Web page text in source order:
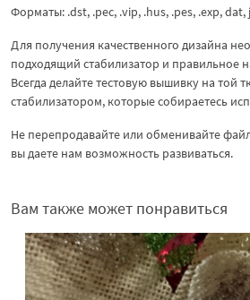
Форматы: .dst, .pec, .vip, .hus, .pes, .exp, dat,
Для получения качественного дизайна
подходящий стабилизатор и правильное
Всегда делайте тестовую вышивку на той
стабилизатором, которые собираетесь
Не перепродавайте или обменивайте
вы даете нам возможность развиваться.
Вам также может понравиться